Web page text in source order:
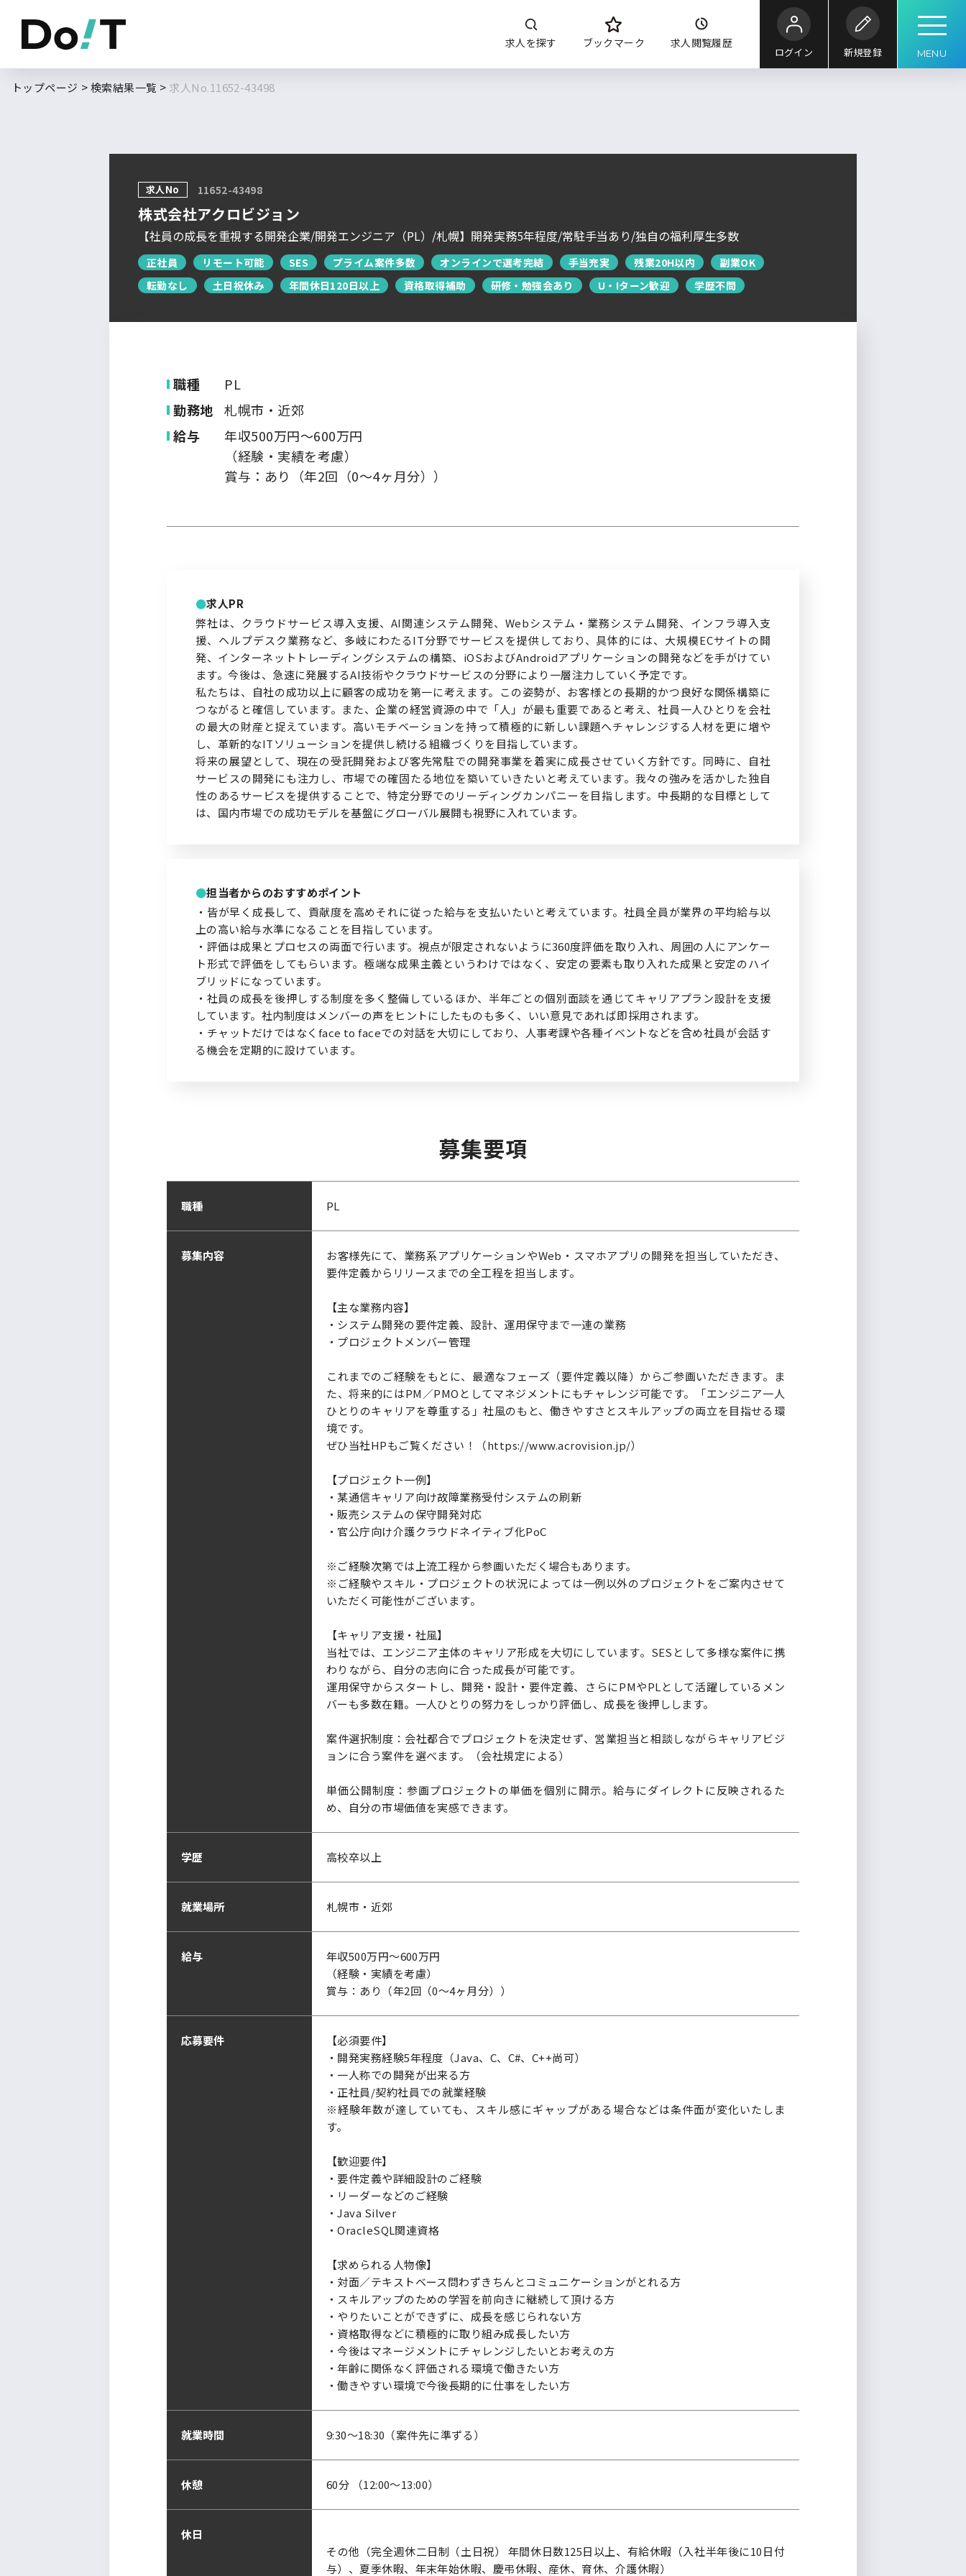
求人を探す ブックマーク 求人閲覧履歴
ログイン 新規登録 MENU
運営会社について
企業担当者の方へ
お問い合わせ
新着求人一覧
求人履歴はありません。
検索履歴はありません。
勤務地 職種
北海道
東北
関東
北信越
東海
関西
トップページ 検索結果一覧 求人No.11652-43498
求人No 11652-43498
株式会社アクロビジョン
【社員の成長を重視する開発企業/開発エンジニア（PL）/札幌】開発実務5年程度/常駐手当あり/独自の福利厚生多数
正社員 リモート可能 SES プライム案件多数 オンラインで選考完結 手当充実 残業20H以内
副業OK
転勤なし
土日祝休み 年間休日120日以上 資格取得補助 研修・勉強会あり U・Iターン歓迎 学歴不問
職種
PL
勤務地
札幌市・近郊
給与
年収500万円～600万円
（経験・実績を考慮）
賞与：あり（年2回（0～4ヶ月分））
求人PR
弊社は、クラウドサービス導入支援、AI関連システム開発、Webシステム・業務システム開発、インフラ導入支
援、ヘルプデスク業務など、多岐にわたるIT分野でサービスを提供しており、具体的には、大規模ECサイトの開
発、インターネットトレーディングシステムの構築、iOSおよびAndroidアプリケーションの開発などを手がけてい
ます。今後は、急速に発展するAI技術やクラウドサービスの分野により一層注力していく予定です。
私たちは、自社の成功以上に顧客の成功を第一に考えます。この姿勢が、お客様との長期的かつ良好な関係構築に
つながると確信しています。また、企業の経営資源の中で「人」が最も重要であると考え、社員一人ひとりを会社
の最大の財産と捉えています。高いモチベーションを持って積極的に新しい課題へチャレンジする人材を更に増や
し、革新的なITソリューションを提供し続ける組織づくりを目指しています。
将来の展望として、現在の受託開発および客先常駐での開発事業を着実に成長させていく方針です。同時に、自社
サービスの開発にも注力し、市場での確固たる地位を築いていきたいと考えています。我々の強みを活かした独自
性のあるサービスを提供することで、特定分野でのリーディングカンパニーを目指します。中長期的な目標として
は、国内市場での成功モデルを基盤にグローバル展開も視野に入れています。
担当者からのおすすめポイント
・皆が早く成長して、貢献度を高めそれに従った給与を支払いたいと考えています。社員全員が業界の平均給与以
上の高い給与水準になることを目指しています。
・評価は成果とプロセスの両面で行います。視点が限定されないように360度評価を取り入れ、周囲の人にアンケー
ト形式で評価をしてもらいます。極端な成果主義というわけではなく、安定の要素も取り入れた成果と安定のハイ
ブリッドになっています。
・社員の成長を後押しする制度を多く整備しているほか、半年ごとの個別面談を通じてキャリアプラン設計を支援
しています。社内制度はメンバーの声をヒントにしたものも多く、いい意見であれば即採用されます。
・チャットだけではなくface to faceでの対話を大切にしており、人事考課や各種イベントなどを含め社員が会話す
る機会を定期的に設けています。
募集要項
職種 PL
募集内容
お客様先にて、業務系アプリケーションやWeb・スマホアプリの開発を担当していただき、
要件定義からリリースまでの全工程を担当します。
【主な業務内容】
・システム開発の要件定義、設計、運用保守まで一連の業務
・プロジェクトメンバー管理
これまでのご経験をもとに、最適なフェーズ（要件定義以降）からご参画いただきます。ま
た、将来的にはPM／PMOとしてマネジメントにもチャレンジ可能です。「エンジニア一人
ひとりのキャリアを尊重する」社風のもと、働きやすさとスキルアップの両立を目指せる環
境です。
ぜひ当社HPもご覧ください！（https://www.acrovision.jp/）
【プロジェクト一例】
・某通信キャリア向け故障業務受付システムの刷新
・販売システムの保守開発対応
・官公庁向け介護クラウドネイティブ化PoC
※ご経験次第では上流工程から参画いただく場合もあります。
※ご経験やスキル・プロジェクトの状況によっては一例以外のプロジェクトをご案内させて
いただく可能性がございます。
【キャリア支援・社風】
当社では、エンジニア主体のキャリア形成を大切にしています。SESとして多様な案件に携
わりながら、自分の志向に合った成長が可能です。
運用保守からスタートし、開発・設計・要件定義、さらにPMやPLとして活躍しているメン
バーも多数在籍。一人ひとりの努力をしっかり評価し、成長を後押しします。
案件選択制度：会社都合でプロジェクトを決定せず、営業担当と相談しながらキャリアビジ
ョンに合う案件を選べます。（会社規定による）
単価公開制度：参画プロジェクトの単価を個別に開示。給与にダイレクトに反映されるた
め、自分の市場価値を実感できます。
学歴 高校卒以上
就業場所 札幌市・近郊
給与
年収500万円～600万円
（経験・実績を考慮）
賞与：あり（年2回（0～4ヶ月分））
応募要件
【必須要件】
・開発実務経験5年程度（Java、C、C#、C++尚可）
・一人称での開発が出来る方
・正社員/契約社員での就業経験
※経験年数が達していても、スキル感にギャップがある場合などは条件面が変化いたしま
す。
【歓迎要件】
・要件定義や詳細設計のご経験
・リーダーなどのご経験
・Java Silver
・OracleSQL関連資格
【求められる人物像】
・対面／テキストベース問わずきちんとコミュニケーションがとれる方
・スキルアップのための学習を前向きに継続して頂ける方
・やりたいことができずに、成長を感じられない方
・資格取得などに積極的に取り組み成長したい方
・今後はマネージメントにチャレンジしたいとお考えの方
・年齢に関係なく評価される環境で働きたい方
・働きやすい環境で今後長期的に仕事をしたい方
就業時間 9:30～18:30（案件先に準ずる）
休憩 60分 （12:00～13:00）
休日
その他（完全週休二日制（土日祝） 年間休日数125日以上、有給休暇（入社半年後に10日付
与）、夏季休暇、年末年始休暇、慶弔休暇、産休、育休、介護休暇）